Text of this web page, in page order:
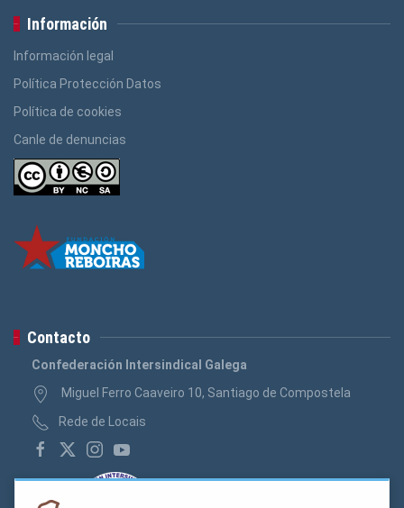
Información
Información legal
Política Protección Datos
Política de cookies
Canle de denuncias
Contacto
Confederación Intersindical Galega
Miguel Ferro Caaveiro 10, Santiago de Compostela
Rede de Locais